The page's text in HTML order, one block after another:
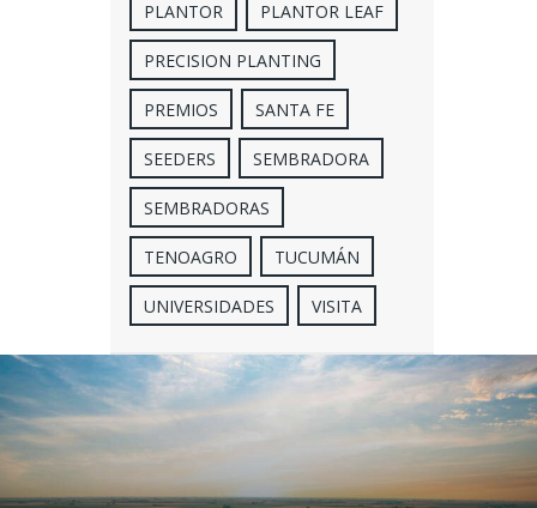
PLANTOR PLANTOR LEAF
PRECISION PLANTING
PREMIOS SANTA FE
SEEDERS SEMBRADORA
SEMBRADORAS
TENOAGRO TUCUMÁN
UNIVERSIDADES VISITA